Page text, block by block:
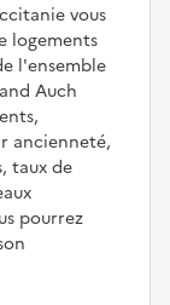
vous
logements
l'ensemble
Auch
ancienneté,
taux de
pourrez